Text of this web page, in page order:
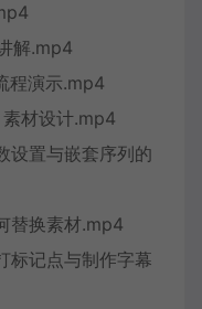
解.mp4
程演示.mp4
素材设计.mp4
设置与嵌套序列的
替换素材.mp4
标记点与制作字幕